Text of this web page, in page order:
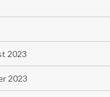
2023
2023